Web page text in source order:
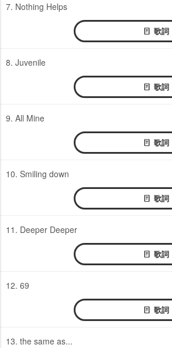
7. Nothing Helps
歌詞
8. Juvenile
歌詞
9. All Mine
歌詞
10. Smiling down
歌詞
11. Deeper Deeper
歌詞
12. 69
歌詞
13. the same as...